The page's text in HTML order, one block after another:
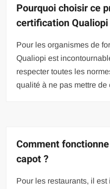
Pourquoi choisir ce
certification Qualiopi
Pour les organismes de
Qualiopi est
respecter toutes les
qualité à ne pas mettre de
Comment
capot ?
Pour les restaurants, il est